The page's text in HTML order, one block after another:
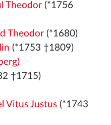
Theodor(*1756
Theodor(*1680)
(*1753 †1809)
†1715)
Vitus Justus(*1743